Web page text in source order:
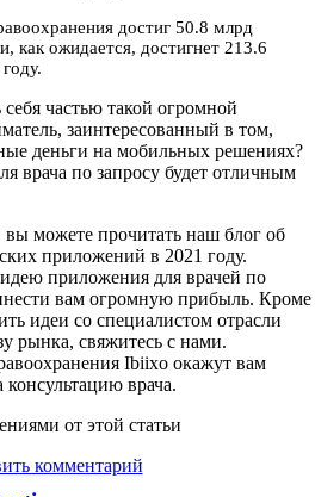
достиг 50.8 млрд
как ожидается, достигнет 213.6
частью такой огромной
заинтересованный в том,
деньги на мобильных решениях?
врача по запросу будет отличным
вы можете прочитать наш блог об
приложений в 2021 году.
приложения для врачей по
вам огромную прибыль. Кроме
идеи со специалистом отрасли
рынка, свяжитесь с нами.
Ibiixo окажут вам
врача.
от этой статьи
комментарий